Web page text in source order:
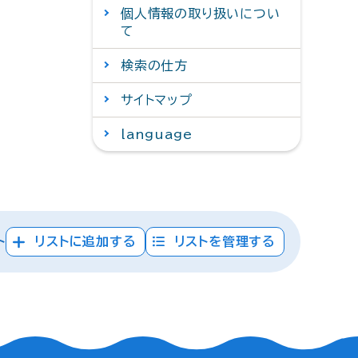
個人情報の取り扱いについ
て
検索の仕方
サイトマップ
language
リストに追加する リストを管理する